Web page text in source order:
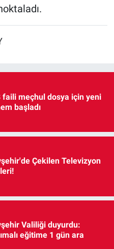
faili meçhul dosya için yeni
başladı
Çekilen Televizyon
Valiliği duyurdu:
eğitime 1 gün ara